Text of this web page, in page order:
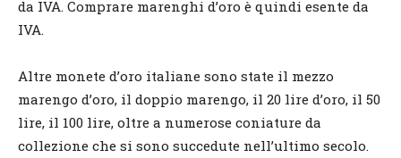
da IVA. Comprare marenghi d’oro è quindi esente da
IVA.
Altre monete d’oro italiane sono state il mezzo
marengo d’oro, il doppio marengo, il 20 lire d’oro, il 50
lire, il 100 lire, oltre a numerose coniature da
collezione che si sono succedute nell’ultimo secolo.